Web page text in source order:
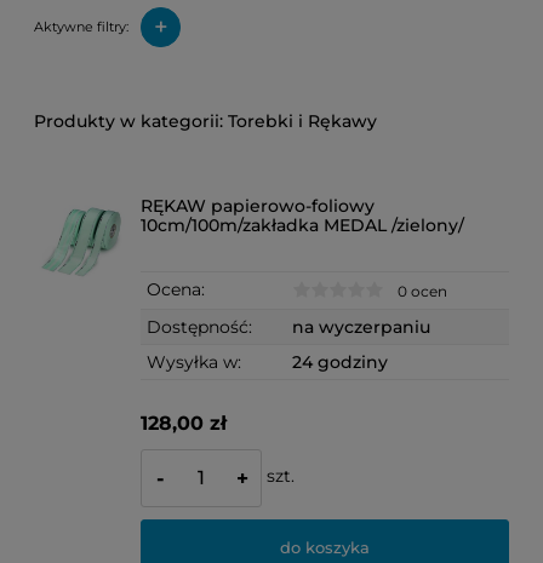
Aktywne filtry: +
Torebki i Rękawy
RĘKAW papierowo-foliowy
10cm/100m/zakładka MEDAL /zielony/
Ocena: 0 ocen
Dostępność:
na wyczerpaniu
Wysyłka w:
24 godziny
128,00 zł
- + szt.
do koszyka